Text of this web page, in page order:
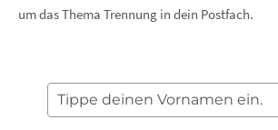
um das Thema Trennung in dein Postfach.